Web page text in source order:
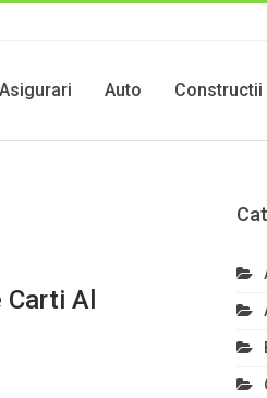
Asigurari Auto Constructii
Al